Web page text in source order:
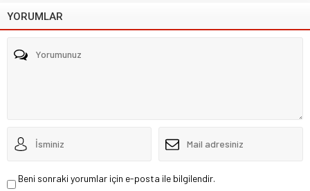
YORUMLAR
Beni sonraki yorumlar için e-posta ile bilgilendir.